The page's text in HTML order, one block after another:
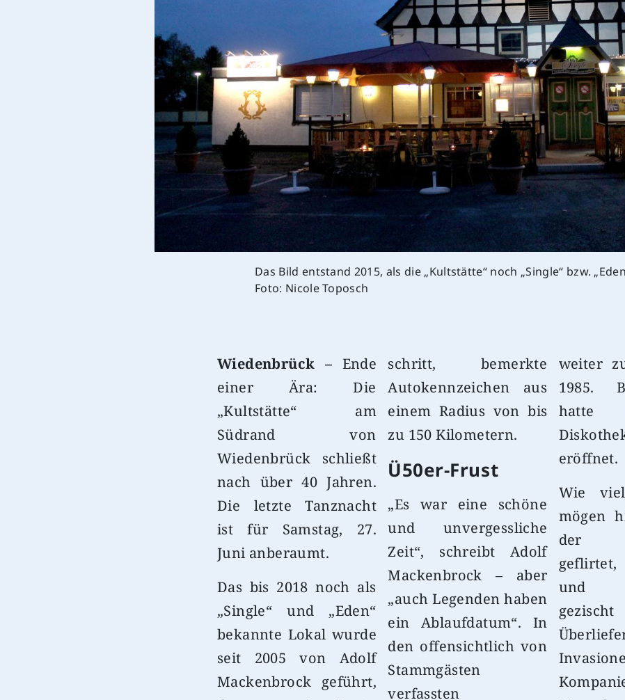
Das Bild entstand 2015, als die „Kultstätte“ noch „Single“ bzw.
Foto: Nicole Toposch
Wiedenbrück – Ende
einer Ära: Die
„Kultstätte“ am
Südrand von
Wiedenbrück schließt
nach über 40 Jahren.
Die letzte Tanznacht
ist für Samstag, 27.
Juni anberaumt.
Das bis 2018 noch als
„Single“ und „Eden“
bekannte Lokal wurde
seit 2005 von Adolf
Mackenbrock geführt,
schritt, bemerkte
Autokennzeichen aus
einem Radius von bis
zu 150 Kilometern.
Ü50er-Frust
„Es war eine schöne
und unvergessliche
Zeit“, schreibt Adolf
Mackenbrock – aber
„auch Legenden haben
ein Ablaufdatum“. In
den offensichtlich von
Stammgästen
verfassten
weiter
1985.
hatte
eröffnet.
Wie
mögen
der
und